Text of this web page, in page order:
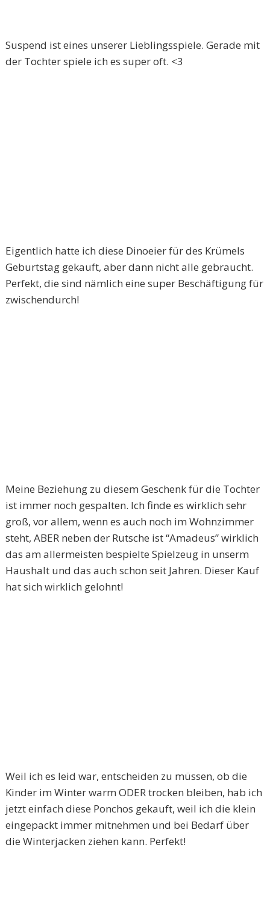
Suspend ist eines unserer Lieblingsspiele. Gerade mit
der Tochter spiele ich es super oft. <3
Eigentlich hatte ich diese Dinoeier für des Krümels
Geburtstag gekauft, aber dann nicht alle gebraucht.
Perfekt, die sind nämlich eine super Beschäftigung für
zwischendurch!
Meine Beziehung zu diesem Geschenk für die Tochter
ist immer noch gespalten. Ich finde es wirklich sehr
groß, vor allem, wenn es auch noch im Wohnzimmer
steht, ABER neben der Rutsche ist “Amadeus” wirklich
das am allermeisten bespielte Spielzeug in unserm
Haushalt und das auch schon seit Jahren. Dieser Kauf
hat sich wirklich gelohnt!
Weil ich es leid war, entscheiden zu müssen, ob die
Kinder im Winter warm ODER trocken bleiben, hab ich
jetzt einfach diese Ponchos gekauft, weil ich die klein
eingepackt immer mitnehmen und bei Bedarf über
die Winterjacken ziehen kann. Perfekt!